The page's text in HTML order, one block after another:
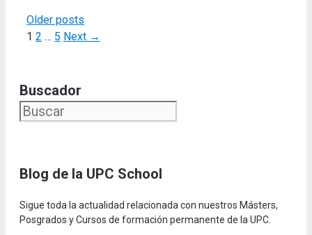
Older posts
Page
1 Page
2 … Page
5 Next →
Buscador
Blog de la UPC School
Sigue toda la actualidad relacionada con nuestros Másters,
Posgrados y Cursos de formación permanente de la UPC.